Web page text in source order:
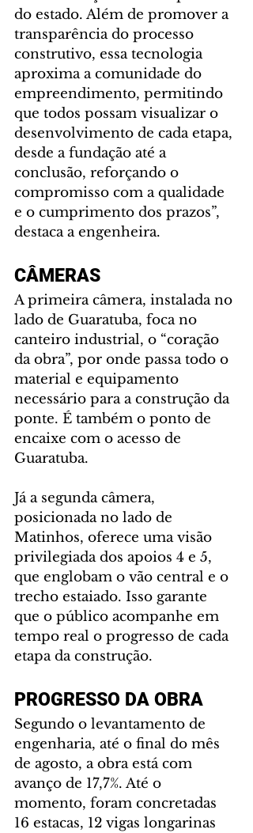
do estado. Além de promover a
transparência do processo
construtivo, essa tecnologia
aproxima a comunidade do
empreendimento, permitindo
que todos possam visualizar o
desenvolvimento de cada etapa,
desde a fundação até a
conclusão, reforçando o
compromisso com a qualidade
e o cumprimento dos prazos”,
destaca a engenheira.
CÂMERAS
A primeira câmera, instalada no
lado de Guaratuba, foca no
canteiro industrial, o “coração
da obra”, por onde passa todo o
material e equipamento
necessário para a construção da
ponte. É também o ponto de
encaixe com o acesso de
Guaratuba.
Já a segunda câmera,
posicionada no lado de
Matinhos, oferece uma visão
privilegiada dos apoios 4 e 5,
que englobam o vão central e o
trecho estaiado. Isso garante
que o público acompanhe em
tempo real o progresso de cada
etapa da construção.
PROGRESSO DA OBRA
Segundo o levantamento de
engenharia, até o final do mês
de agosto, a obra está com
avanço de 17,7%. Até o
momento, foram concretadas
16 estacas, 12 vigas longarinas